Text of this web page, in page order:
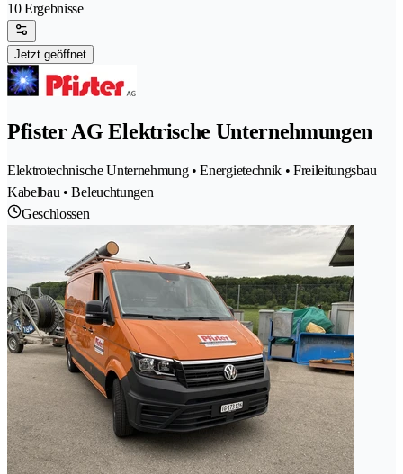
10 Ergebnisse
Jetzt geöffnet
Pfister AG Elektrische Unternehmungen
Elektrotechnische Unternehmung • Energietechnik • Freileitungsbau
Kabelbau • Beleuchtungen
Geschlossen